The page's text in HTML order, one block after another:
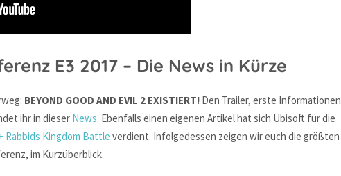
E3 2017 – Die News in Kürze
BEYOND GOOD AND EVIL 2 EXISTIERT! Den Trailer, erste Informationen
ihr in dieser News. Ebenfalls einen eigenen Artikel hat sich Ubisoft für die
Rabbids Kingdom Battle verdient. Infolgedessen zeigen wir euch die größten
im Kurzüberblick.